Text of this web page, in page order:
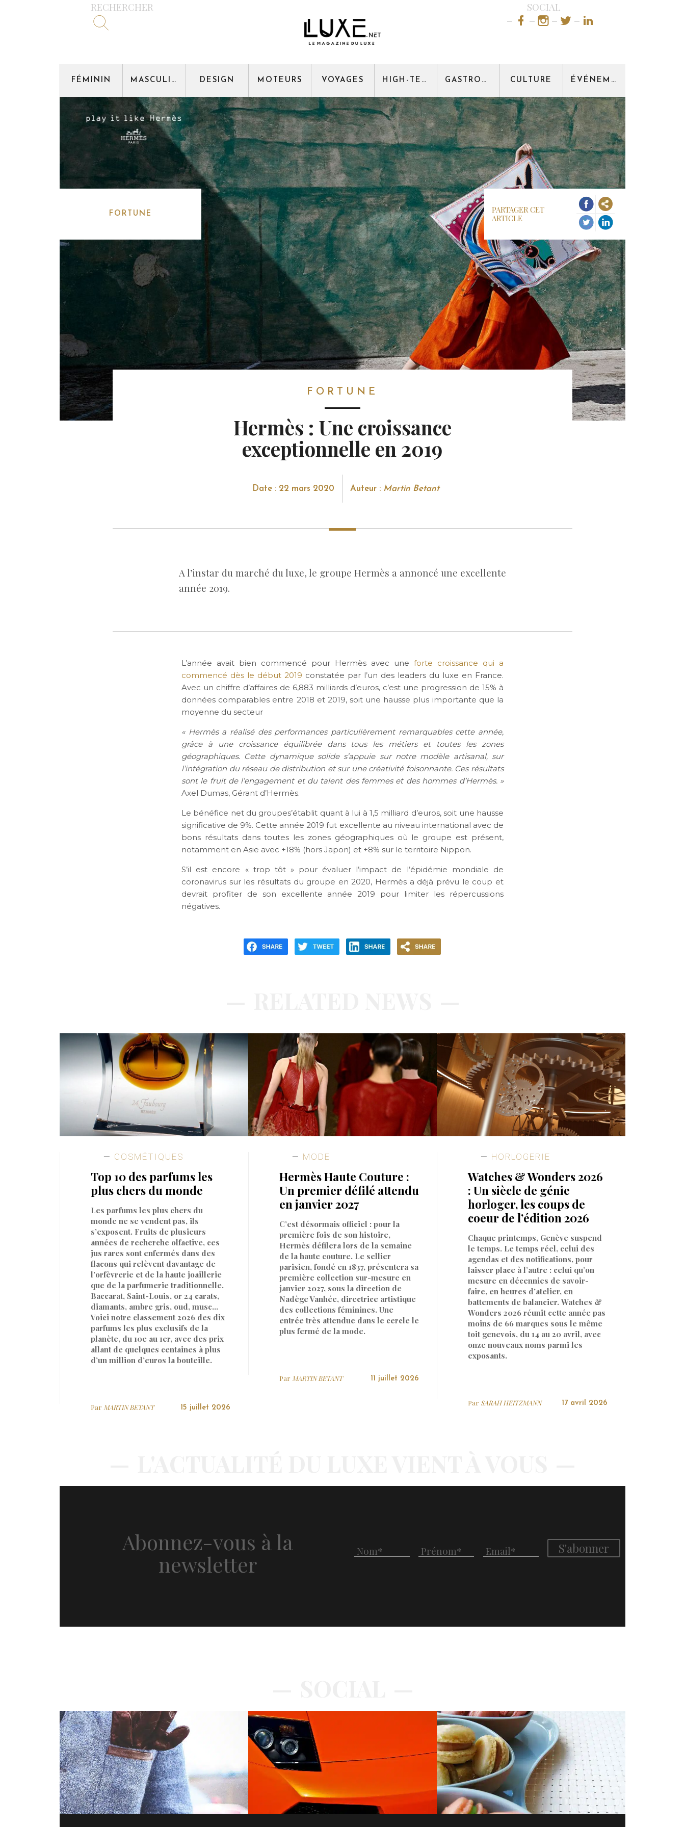
RECHERCHER SOCIAL
FÉMININ MASCULIN DESIGN MOTEURS VOYAGES HIGH-TECH GASTRONOMIE CULTURE ÉVÉNEMENT
FORTUNE
PARTAGER CET
ARTICLE
FORTUNE
Hermès : Une croissance
exceptionnelle en 2019
Date : 22 mars 2020 Auteur : Martin Betant
A l’instar du marché du luxe, le groupe Hermès a annoncé une excellente
année 2019.
L’année avait bien commencé pour Hermès avec une forte croissance qui a
commencé dès le début 2019 constatée par l’un des leaders du luxe en France.
Avec un chiffre d’affaires de 6,883 milliards d’euros, c’est une progression de 15% à
données comparables entre 2018 et 2019, soit une hausse plus importante que la
moyenne du secteur
« Hermès a réalisé des performances particulièrement remarquables cette année,
grâce à une croissance équilibrée dans tous les métiers et toutes les zones
géographiques. Cette dynamique solide s’appuie sur notre modèle artisanal, sur
l’intégration du réseau de distribution et sur une créativité foisonnante. Ces résultats
sont le fruit de l’engagement et du talent des femmes et des hommes d’Hermès. »
Axel Dumas, Gérant d’Hermès.
Le bénéfice net du groupes’établit quant à lui à 1,5 milliard d’euros, soit une hausse
significative de 9%. Cette année 2019 fut excellente au niveau international avec de
bons résultats dans toutes les zones géographiques où le groupe est présent,
notamment en Asie avec +18% (hors Japon) et +8% sur le territoire Nippon.
S’il est encore « trop tôt » pour évaluer l’impact de l’épidémie mondiale de
coronavirus sur les résultats du groupe en 2020, Hermès a déjà prévu le coup et
devrait profiter de son excellente année 2019 pour limiter les répercussions
négatives.
COSMÉTIQUES
Top 10 des parfums les
plus chers du monde
Les parfums les plus chers du
monde ne se vendent pas, ils
s’exposent. Fruits de plusieurs
années de recherche olfactive, ces
jus rares sont enfermés dans des
flacons qui relèvent davantage de
l’orfèvrerie et de la haute joaillerie
que de la parfumerie traditionnelle.
Baccarat, Saint-Louis, or 24 carats,
diamants, ambre gris, oud, musc…
Voici notre classement 2026 des dix
parfums les plus exclusifs de la
planète, du 10e au 1er, avec des prix
allant de quelques centaines à plus
d’un million d’euros la bouteille.
Par MARTIN BETANT 15 juillet 2026
MODE
Hermès Haute Couture :
Un premier défilé attendu
en janvier 2027
C’est désormais officiel : pour la
première fois de son histoire,
Hermès défilera lors de la semaine
de la haute couture. Le sellier
parisien, fondé en 1837, présentera sa
première collection sur-mesure en
janvier 2027, sous la direction de
Nadège Vanhée, directrice artistique
des collections féminines. Une
entrée très attendue dans le cercle le
plus fermé de la mode.
Par MARTIN BETANT 11 juillet 2026
HORLOGERIE
Watches & Wonders 2026
: Un siècle de génie
horloger, les coups de
coeur de l’édition 2026
Chaque printemps, Genève suspend
le temps. Le temps réel, celui des
agendas et des notifications, pour
laisser place à l’autre : celui qu’on
mesure en décennies de savoir-
faire, en heures d’atelier, en
battements de balancier. Watches &
Wonders 2026 réunit cette année pas
moins de 66 marques sous le même
toit genevois, du 14 au 20 avril, avec
onze nouveaux noms parmi les
exposants.
Par SARAH HEITZMANN 17 avril 2026
Abonnez-vous à la
newsletter